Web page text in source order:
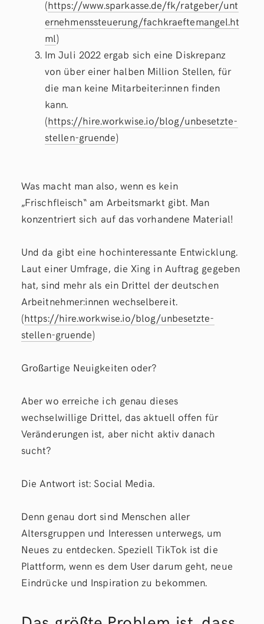
(https://www.sparkasse.de/fk/ratgeber/unt
ernehmenssteuerung/fachkraeftemangel.ht
ml)
Im Juli 2022 ergab sich eine Diskrepanz
von über einer halben Million Stellen, für
die man keine Mitarbeiter:innen finden
kann.
(https://hire.workwise.io/blog/unbesetzte-
stellen-gruende)
Was macht man also, wenn es kein
„Frischfleisch“ am Arbeitsmarkt gibt. Man
konzentriert sich auf das vorhandene Material!
Und da gibt eine hochinteressante Entwicklung.
Laut einer Umfrage, die Xing in Auftrag gegeben
hat, sind mehr als ein Drittel der deutschen
Arbeitnehmer:innen wechselbereit.
(https://hire.workwise.io/blog/unbesetzte-
stellen-gruende)
Großartige Neuigkeiten oder?
Aber wo erreiche ich genau dieses
wechselwillige Drittel, das aktuell offen für
Veränderungen ist, aber nicht aktiv danach
sucht?
Die Antwort ist: Social Media.
Denn genau dort sind Menschen aller
Altersgruppen und Interessen unterwegs, um
Neues zu entdecken. Speziell TikTok ist die
Plattform, wenn es dem User darum geht, neue
Eindrücke und Inspiration zu bekommen.